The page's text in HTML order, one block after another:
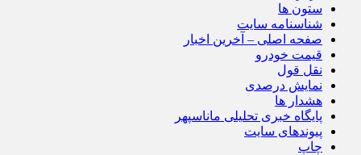
ستون ها
شناسنامه سایت
صفحه اصلی – آخرین اخبار
قیمت خودرو
نقل قول
نمایش درصدی
هشدار ها
پایگاه خبری تحلیلی ماناسپهر
پیوندهای سایت
چاپ